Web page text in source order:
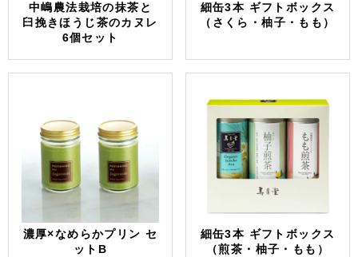
中嶋農法栽培の抹茶と
臼挽きほうじ茶のカヌレ
6個セット
細缶3本 ギフトボックス
（さくら・柚子・もも）
濃厚×なめらかプリン セ
ットB
細缶3本 ギフトボックス
（煎茶・柚子・もも）